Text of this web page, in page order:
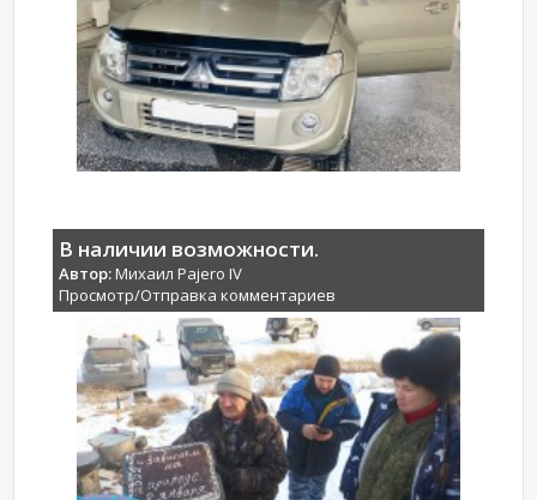
В наличии возможности.
Автор:Михаил Pajero IV
Просмотр/Отправка комментариев